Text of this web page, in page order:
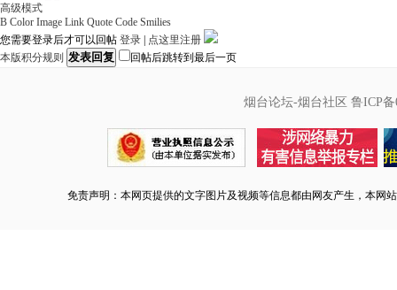
高级模式
B Color Image Link Quote Code Smilies
您需要登录后才可以回帖 登录
点这里注册
本版积分规则 发表回复 回帖后跳转到最后一页
烟台论坛-烟台社区 鲁ICP备
免责声明：本网页提供的文字图片及视频等信息都由网友产生，本网